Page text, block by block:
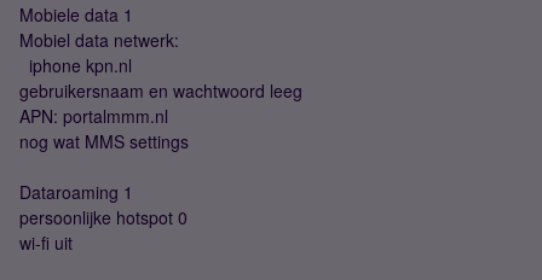
Mobiele data 1
Mobiel data netwerk:
iphone kpn.nl
gebruikersnaam en wachtwoord leeg
APN: portalmmm.nl
nog wat MMS settings
Dataroaming 1
persoonlijke hotspot 0
wi-fi uit